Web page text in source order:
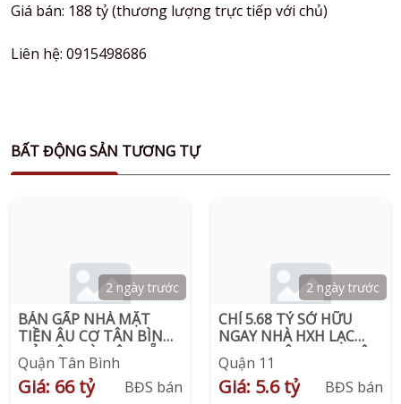
Giá bán: 188 tỷ (thương lượng trực tiếp với chủ)
Liên hệ: 0915498686
BẤT ĐỘNG SẢN TƯƠNG TỰ
2 ngày trước
BÁN GẤP NHÀ MẶT
TIỀN ÂU CƠ TÂN BÌNH ,
NỞ HẬU TÀI LỘC, SẴN
DÒNG TIỀN PNJ
130TR/THÁNG
Quận Tân Bình
Giá: 66 tỷ BĐS bán
2 ngày trước
CHỈ 5.68 TỶ SỞ HỮU
NGAY NHÀ HXH LẠC
LONG QUÂN, P.3, QUẬN
11
Quận 11
Giá: 5.6 tỷ BĐS bán